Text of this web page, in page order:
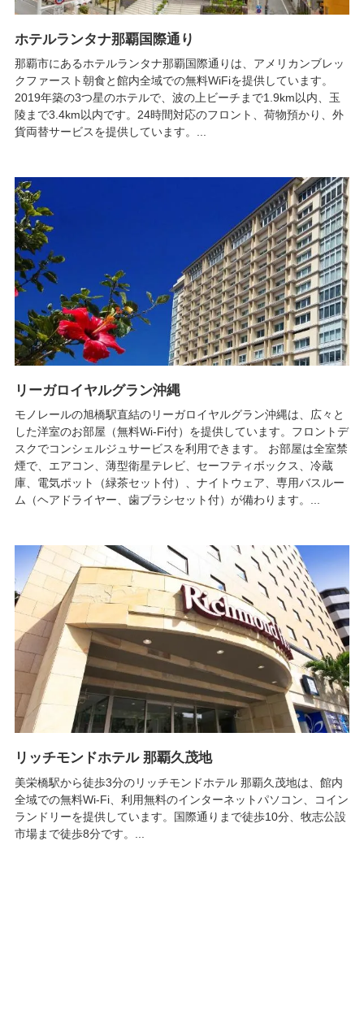
ホテルランタナ那覇国際通り
那覇市にあるホテルランタナ那覇国際通りは、アメリカンブレッ
クファースト朝食と館内全域での無料WiFiを提供しています。
2019年築の3つ星のホテルで、波の上ビーチまで1.9km以内、玉
陵まで3.4km以内です。24時間対応のフロント、荷物預かり、外
貨両替サービスを提供しています。...
リーガロイヤルグラン沖縄
モノレールの旭橋駅直結のリーガロイヤルグラン沖縄は、広々と
した洋室のお部屋（無料Wi-Fi付）を提供しています。フロントデ
スクでコンシェルジュサービスを利用できます。 お部屋は全室禁
煙で、エアコン、薄型衛星テレビ、セーフティボックス、冷蔵
庫、電気ポット（緑茶セット付）、ナイトウェア、専用バスルー
ム（ヘアドライヤー、歯ブラシセット付）が備わります。...
リッチモンドホテル 那覇久茂地
美栄橋駅から徒歩3分のリッチモンドホテル 那覇久茂地は、館内
全域での無料Wi-Fi、利用無料のインターネットパソコン、コイン
ランドリーを提供しています。国際通りまで徒歩10分、牧志公設
市場まで徒歩8分です。...